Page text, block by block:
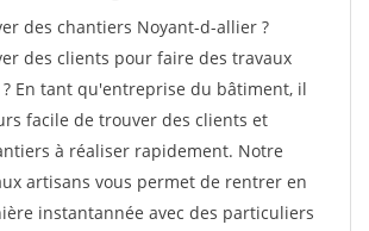
des chantiers Noyant-d-allier ?
des clients pour faire des travaux
En tant qu'entreprise du bâtiment, il
facile de trouver des clients et
à réaliser rapidement. Notre
artisans vous permet de rentrer en
instantannée avec des particuliers